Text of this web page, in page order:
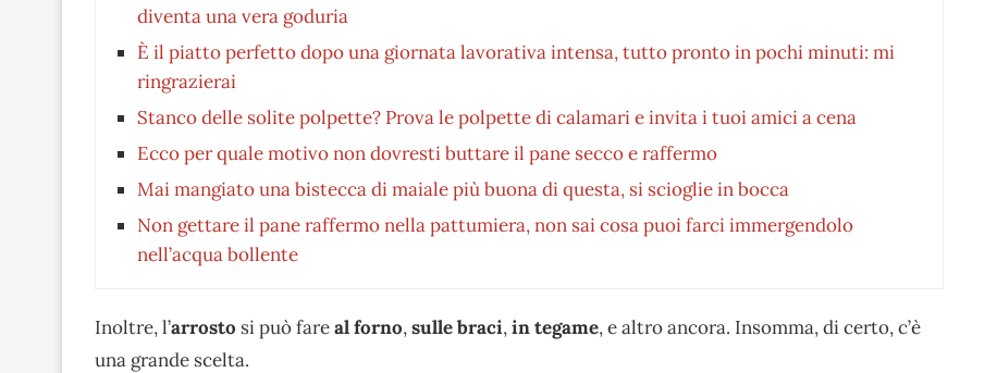
diventa una vera goduria
È il piatto perfetto dopo una giornata lavorativa intensa, tutto pronto in pochi minuti: mi
ringrazierai
Stanco delle solite polpette? Prova le polpette di calamari e invita i tuoi amici a cena
Ecco per quale motivo non dovresti buttare il pane secco e raffermo
Mai mangiato una bistecca di maiale più buona di questa, si scioglie in bocca
Non gettare il pane raffermo nella pattumiera, non sai cosa puoi farci immergendolo
nell’acqua bollente
Inoltre, l’arrosto si può farealforno,sulle braci,in tegame, e altro ancora. Insomma, di certo, c’è
una grande scelta.